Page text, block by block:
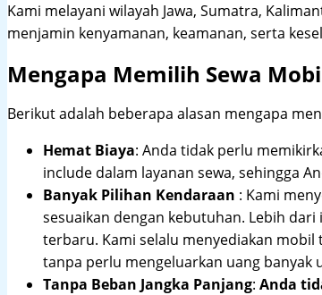
Kami melayani wilayah Jawa, Sumatra,
menjamin kenyamanan, keamanan, serta
Mengapa Memilih Sewa
Berikut adalah beberapa alasan mengapa
Hemat Biaya: Anda tidak perlu
include dalam layanan sewa, sehingga
Banyak Pilihan Kendaraan : Kami
sesuaikan dengan kebutuhan. Lebih
terbaru. Kami selalu menyediakan
tanpa perlu mengeluarkan uang banyak
Tanpa Beban Jangka Panjang: Anda